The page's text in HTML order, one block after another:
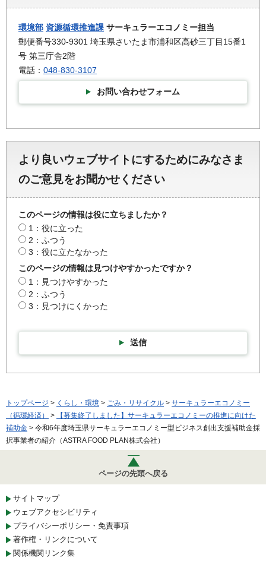
環境部 資源循環推進課 サーキュラーエコノミー担当
郵便番号330-9301 埼玉県さいたま市浦和区高砂三丁目15番1
号 第三庁舎2階
電話： 048-830-3107
お問い合わせフォーム
より良いウェブサイトにするためにみなさま
のご意見をお聞かせください
このページの情報は役に立ちましたか？
1：役に立った
2：ふつう
3：役に立たなかった
このページの情報は見つけやすかったですか？
1：見つけやすかった
2：ふつう
3：見つけにくかった
送信
トップページ > くらし・環境 > ごみ・リサイクル > サーキュラーエコノミー
（循環経済）
>
【募集終了しました】サーキュラーエコノミーの推進に向けた
補助金 > 令和6年度埼玉県サーキュラーエコノミー型ビジネス創出支援補助金採
択事業者の紹介（ASTRA FOOD PLAN株式会社）
ページの先頭へ戻る
サイトマップ
ウェブアクセシビリティ
プライバシーポリシー・免責事項
著作権・リンクについて
関係機関リンク集